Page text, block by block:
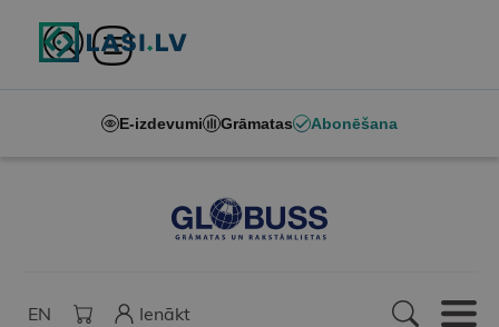
E-izdevumi Grāmatas Abonēšana
EN Ienākt